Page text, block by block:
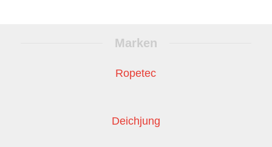
Marken
Ropetec
Deichjung